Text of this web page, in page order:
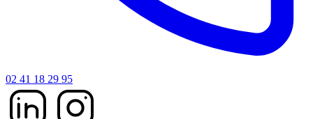
02 41 18 29 95